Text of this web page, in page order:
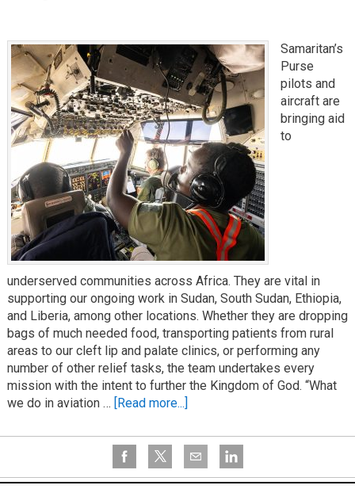
Samaritan’s
Purse
pilots and
aircraft are
bringing aid
to
underserved communities across Africa. They are vital in
supporting our ongoing work in Sudan, South Sudan, Ethiopia,
and Liberia, among other locations. Whether they are dropping
bags of much needed food, transporting patients from rural
areas to our cleft lip and palate clinics, or performing any
number of other relief tasks, the team undertakes every
mission with the intent to further the Kingdom of God. “What
we do in aviation … [Read more...]